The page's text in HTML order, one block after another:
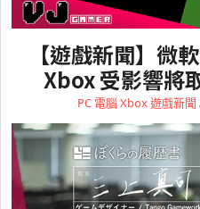
【遊戲新聞】微
Xbox 受影響將
PC 電腦Xbox遊戲新聞